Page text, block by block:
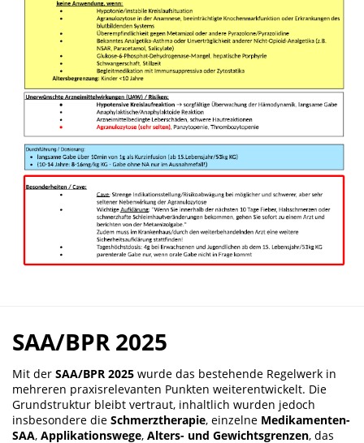
SAA/BPR 2025
Mit der SAA/BPR 2025 wurde das bestehende Regelwerk in
mehreren praxisrelevanten Punkten weiterentwickelt. Die
Grundstruktur bleibt vertraut, inhaltlich wurden jedoch
insbesondere die Schmerztherapie, einzelne Medikamenten-
SAA, Applikationswege, Alters- und Gewichtsgrenzen, das